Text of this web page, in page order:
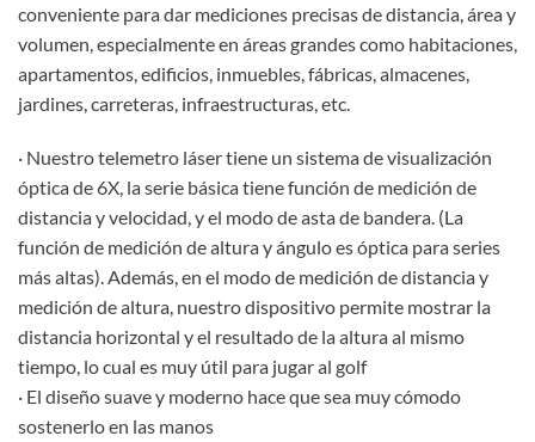
conveniente para dar mediciones precisas de distancia, área y
volumen, especialmente en áreas grandes como habitaciones,
apartamentos, edificios, inmuebles, fábricas, almacenes,
jardines, carreteras, infraestructuras, etc.
· Nuestro telemetro láser tiene un sistema de visualización
óptica de 6X, la serie básica tiene función de medición de
distancia y velocidad, y el modo de asta de bandera. (La
función de medición de altura y ángulo es óptica para series
más altas). Además, en el modo de medición de distancia y
medición de altura, nuestro dispositivo permite mostrar la
distancia horizontal y el resultado de la altura al mismo
tiempo, lo cual es muy útil para jugar al golf
· El diseño suave y moderno hace que sea muy cómodo
sostenerlo en las manos